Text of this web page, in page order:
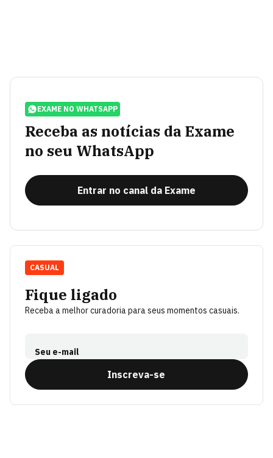
EXAME NO WHATSAPP
Receba as notícias da Exame
no seu WhatsApp
Entrar no canal da Exame
Fique ligado
Receba a melhor curadoria para seus momentos casuais.
Seu e-mail
Inscreva-se
CASUAL